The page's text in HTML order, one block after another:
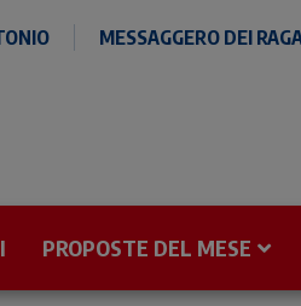
MESSAGGERO DEI
PROPOSTE DEL MESE